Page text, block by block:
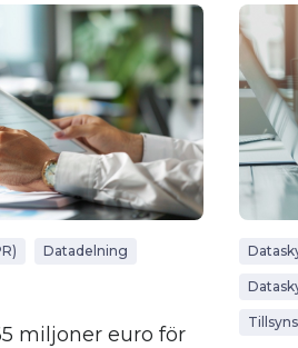
Datadelning
miljoner euro för